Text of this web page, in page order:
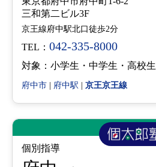
三和第二ビル3F
京王線府中駅北口徒歩2分
TEL： 042-335-8000
対象：小学生・中学生・高校生
府中市 府中駅 京王京王線
個別指導